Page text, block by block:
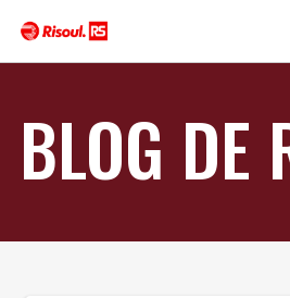
BLOG DE